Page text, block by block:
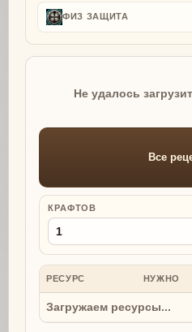
ФИЗ ЗАЩИТА
Не удалось
Все
КРАФТОВ
РЕСУРС НУЖНО
Загружаем ресурсы...